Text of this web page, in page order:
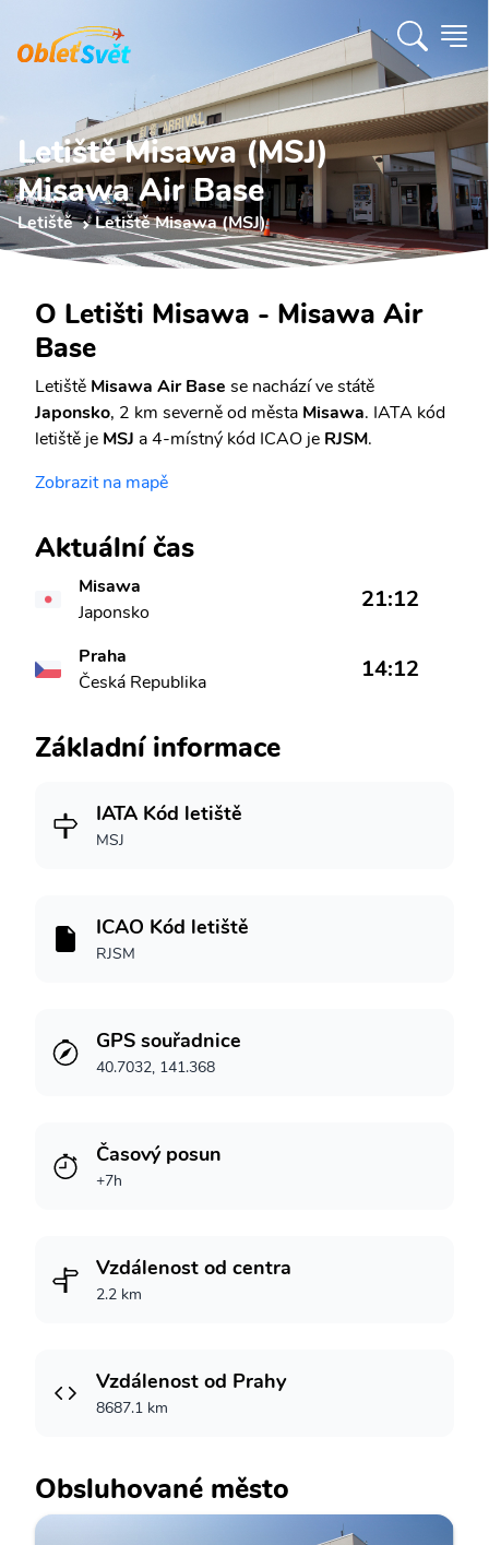
Letiště Misawa (MSJ)
Misawa Air Base
Letiště Letiště Misawa (MSJ)
O Letišti Misawa - Misawa Air
Base
Letiště Misawa Air Base se nachází ve státě
Japonsko, 2 km severně od města Misawa. IATA kód
letiště je MSJ a 4-místný kód ICAO je RJSM.
Zobrazit na mapě
Aktuální čas
Misawa
Japonsko
21:12
Praha
Česká Republika
14:12
Základní informace
IATA Kód letiště
MSJ
ICAO Kód letiště
RJSM
GPS souřadnice
40.7032, 141.368
Časový posun
+7h
Vzdálenost od centra
2.2 km
Vzdálenost od Prahy
8687.1 km
Obsluhované město